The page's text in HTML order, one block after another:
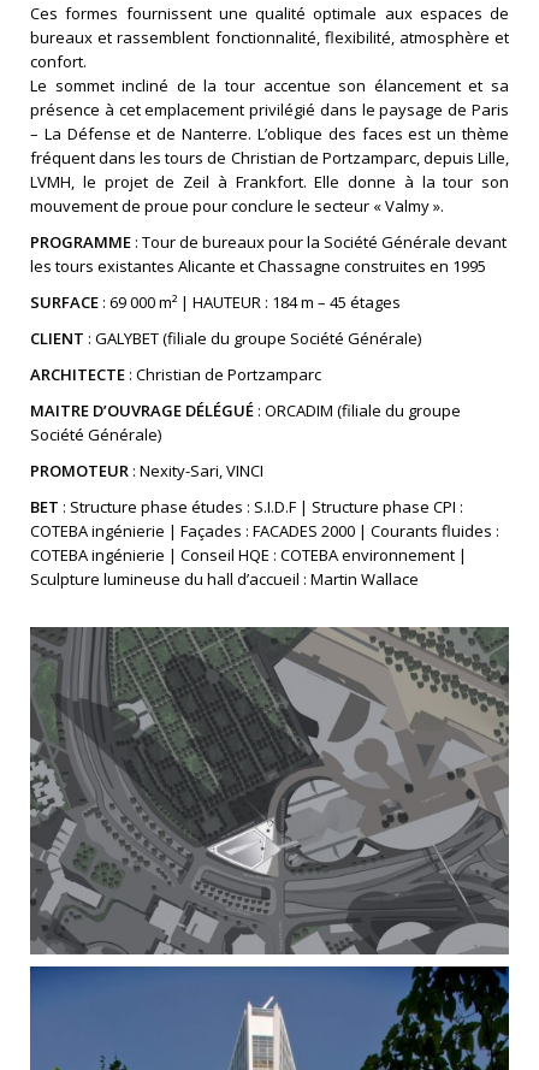
Ces formes fournissent une qualité optimale aux espaces de
bureaux et rassemblent fonctionnalité, flexibilité, atmosphère et
confort.
Le sommet incliné de la tour accentue son élancement et sa
présence à cet emplacement privilégié dans le paysage de Paris
– La Défense et de Nanterre. L’oblique des faces est un thème
fréquent dans les tours de Christian de Portzamparc, depuis Lille,
LVMH, le projet de Zeil à Frankfort. Elle donne à la tour son
mouvement de proue pour conclure le secteur « Valmy ».
PROGRAMME : Tour de bureaux pour la Société Générale devant
les tours existantes Alicante et Chassagne construites en 1995
SURFACE : 69 000 m² | HAUTEUR : 184 m – 45 étages
CLIENT : GALYBET (filiale du groupe Société Générale)
ARCHITECTE : Christian de Portzamparc
MAITRE D’OUVRAGE DÉLÉGUÉ : ORCADIM (filiale du groupe
Société Générale)
PROMOTEUR : Nexity-Sari, VINCI
BET : Structure phase études : S.I.D.F | Structure phase CPI :
COTEBA ingénierie | Façades : FACADES 2000 | Courants fluides :
COTEBA ingénierie | Conseil HQE : COTEBA environnement |
Sculpture lumineuse du hall d’accueil : Martin Wallace